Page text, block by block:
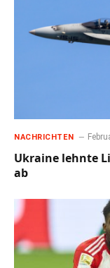
NACHRICHTEN
Ukraine lehnte
ab